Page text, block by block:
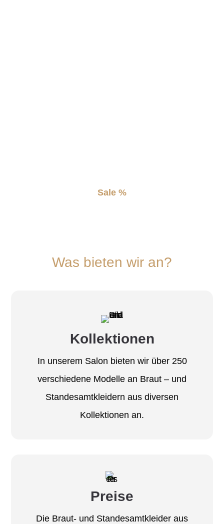
Sale %
Was bieten wir an?
Kollektionen
In unserem Salon bieten wir über 250
verschiedene Modelle an Braut – und
Standesamtkleidern aus diversen
Kollektionen an.
Preise
Die Braut- und Standesamtkleider aus